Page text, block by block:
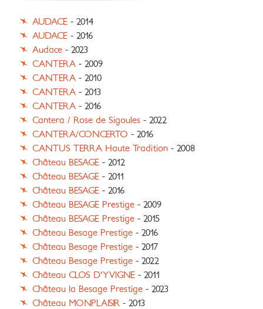
AUDACE - 2014
AUDACE - 2016
Audace - 2023
CANTERA - 2009
CANTERA - 2010
CANTERA - 2013
CANTERA - 2016
Cantera / Rose de Sigoules - 2022
CANTERA/CONCERTO - 2016
CANTUS TERRA Haute Tradition - 2008
Château BESAGE - 2012
Château BESAGE - 2011
Château BESAGE - 2016
Château BESAGE Prestige - 2009
Château BESAGE Prestige - 2015
Château Besage Prestige - 2016
Château Besage Prestige - 2017
Château Besage Prestige - 2022
Château CLOS D'YVIGNE - 2011
Château la Besage Prestige - 2023
Château MONPLAISIR - 2013